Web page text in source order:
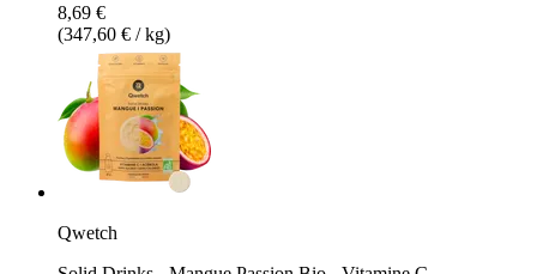
8,69 €
(347,60 € / kg)
Qwetch